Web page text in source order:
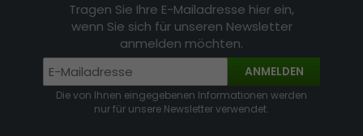
Tragen Sie Ihre E-Mailadresse hier ein,
wenn Sie sich für unseren Newsletter
anmelden möchten.
ANMELDEN
Die von Ihnen eingegebenen Informationen werden
nur für unsere Newsletter verwendet.